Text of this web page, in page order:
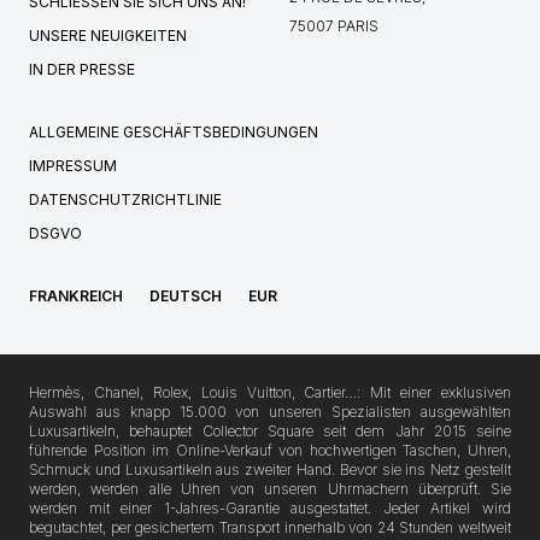
UNSERE NEUIGKEITEN
IN DER PRESSE
75007 PARIS
ALLGEMEINE GESCHÄFTSBEDINGUNGEN
IMPRESSUM
DATENSCHUTZRICHTLINIE
DSGVO
FRANKREICH DEUTSCH EUR
Hermès, Chanel, Rolex, Louis Vuitton, Cartier…: Mit einer exklusiven
Auswahl aus knapp 15.000 von unseren Spezialisten ausgewählten
Luxusartikeln, behauptet Collector Square seit dem Jahr 2015 seine
führende Position im Online-Verkauf von hochwertigen Taschen, Uhren,
Schmuck und Luxusartikeln aus zweiter Hand. Bevor sie ins Netz gestellt
werden, werden alle Uhren von unseren Uhrmachern überprüft. Sie
werden mit einer 1-Jahres-Garantie ausgestattet. Jeder Artikel wird
begutachtet, per gesichertem Transport innerhalb von 24 Stunden weltweit